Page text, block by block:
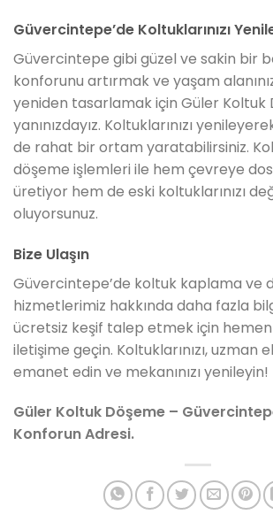
Güvercintepe’de Koltuklarınızı
Güvercintepe gibi güzel ve sakin bir
konforunu artırmak ve yaşam
yeniden tasarlamak için Güler Koltuk
yanınızdayız. Koltuklarınızı
de rahat bir ortam yaratabilirsiniz.
döşeme işlemleri ile hem çevreye
üretiyor hem de eski koltuklarınızı
oluyorsunuz.
Bize Ulaşın
Güvercintepe’de koltuk kaplama ve
hizmetlerimiz hakkında daha fazla
ücretsiz keşif talep etmek için
iletişime geçin. Koltuklarınızı, uzman
emanet edin ve mekanınızı yenileyin!
Güler Koltuk Döşeme –
Konforun Adresi.